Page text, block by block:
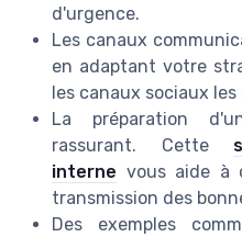
d'urgence.
Les canaux
en adaptant votre
les canaux sociaux
La préparation
rassurant. Cette
interne vous aide à
transmission des
Des exemples